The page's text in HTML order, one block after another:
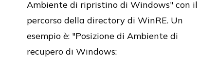
Ambiente di ripristino di Windows" con il
percorso della directory di WinRE. Un
esempio è: "Posizione di Ambiente di
recupero di Windows: